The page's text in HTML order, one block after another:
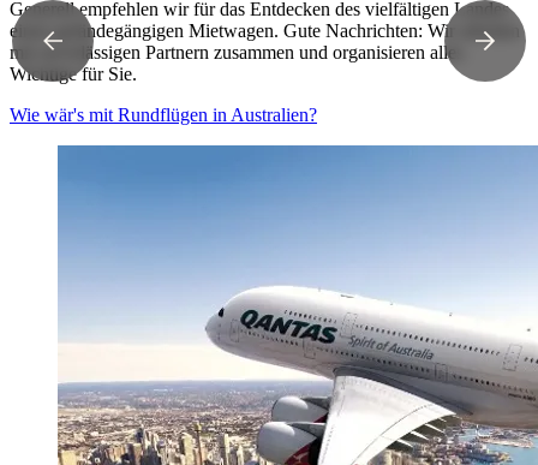
Generell empfehlen wir für das Entdecken des vielfältigen Landes
einen geländegängigen Mietwagen. Gute Nachrichten: Wir arbeiten
mit zuverlässigen Partnern zusammen und organisieren alles
Wichtige für Sie.
Wie wär's mit Rundflügen in Australien?